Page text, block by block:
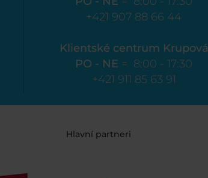
+421 907 88 66 44
Klientské centrum Krupová
PO - NE = 8:00 - 17:30
+421 911 85 63 91
Hlavní partneri